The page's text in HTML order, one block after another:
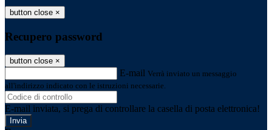
button close ×
Recupero password
button close ×
E-mail Verrà inviato un messaggio
all'indirizzo indicato con le istruzioni necessarie.
E-mail inviata, si prega di controllare la casella di posta elettronica!